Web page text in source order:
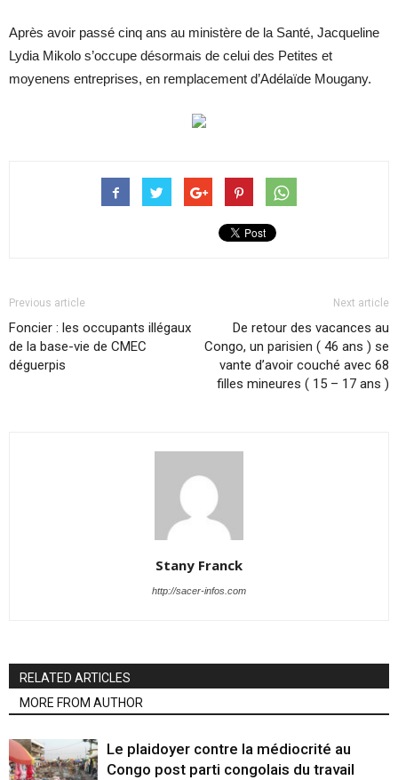
Après avoir passé cinq ans au ministère de la Santé, Jacqueline
Lydia Mikolo s’occupe désormais de celui des Petites et
moyenens entreprises, en remplacement d’Adélaïde Mougany.
Previous article
Foncier : les occupants illégaux
de la base-vie de CMEC
déguerpis
Next article
De retour des vacances au
Congo, un parisien ( 46 ans ) se
vante d’avoir couché avec 68
filles mineures ( 15 – 17 ans )
Stany Franck
http://sacer-infos.com
RELATED ARTICLES
MORE FROM AUTHOR
Le plaidoyer contre la médiocrité au
Congo post parti congolais du travail